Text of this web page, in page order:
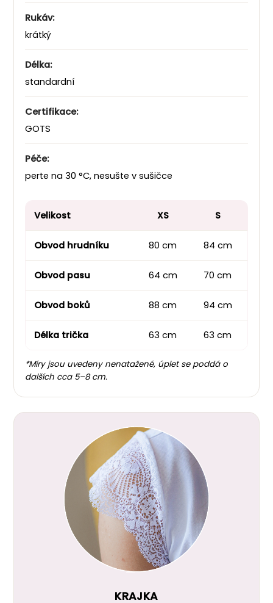
Rukáv:
krátký
Délka:
standardní
Certifikace:
GOTS
Péče:
perte na 30 °C, nesušte v sušičce
Velikost XS S
Obvod hrudníku 80 cm 84 cm
Obvod pasu 64 cm 70 cm
Obvod boků 88 cm 94 cm
Délka trička 63 cm 63 cm
*Míry jsou uvedeny nenatažené, úplet se poddá o
dalších cca 5–8 cm.
KRAJKA